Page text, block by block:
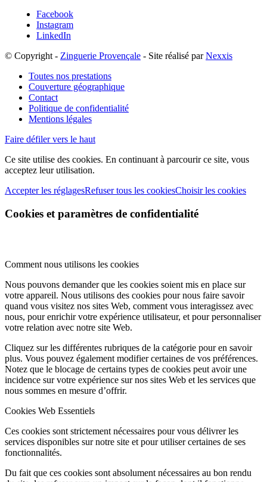
Facebook
Instagram
LinkedIn
© Copyright - Zinguerie Provençale - Site réalisé parNexxis
Toutes nos prestations
Couverture géographique
Contact
Politique de confidentialité
Mentions légales
Faire défiler vers le haut
Ce site utilise des cookies. En continuant à parcourir ce site, vous
acceptez leur utilisation.
Accepter les réglagesRefuser tous les cookiesChoisir les cookies
Cookies et paramètres de confidentialité
Comment nous utilisons les cookies
Nous pouvons demander que les cookies soient mis en place sur
votre appareil. Nous utilisons des cookies pour nous faire savoir
quand vous visitez nos sites Web, comment vous interagissez avec
nous, pour enrichir votre expérience utilisateur, et pour personnaliser
votre relation avec notre site Web.
Cliquez sur les différentes rubriques de la catégorie pour en savoir
plus. Vous pouvez également modifier certaines de vos préférences.
Notez que le blocage de certains types de cookies peut avoir une
incidence sur votre expérience sur nos sites Web et les services que
nous sommes en mesure d’offrir.
Cookies Web Essentiels
Ces cookies sont strictement nécessaires pour vous délivrer les
services disponibles sur notre site et pour utiliser certaines de ses
fonctionnalités.
Du fait que ces cookies sont absolument nécessaires au bon rendu